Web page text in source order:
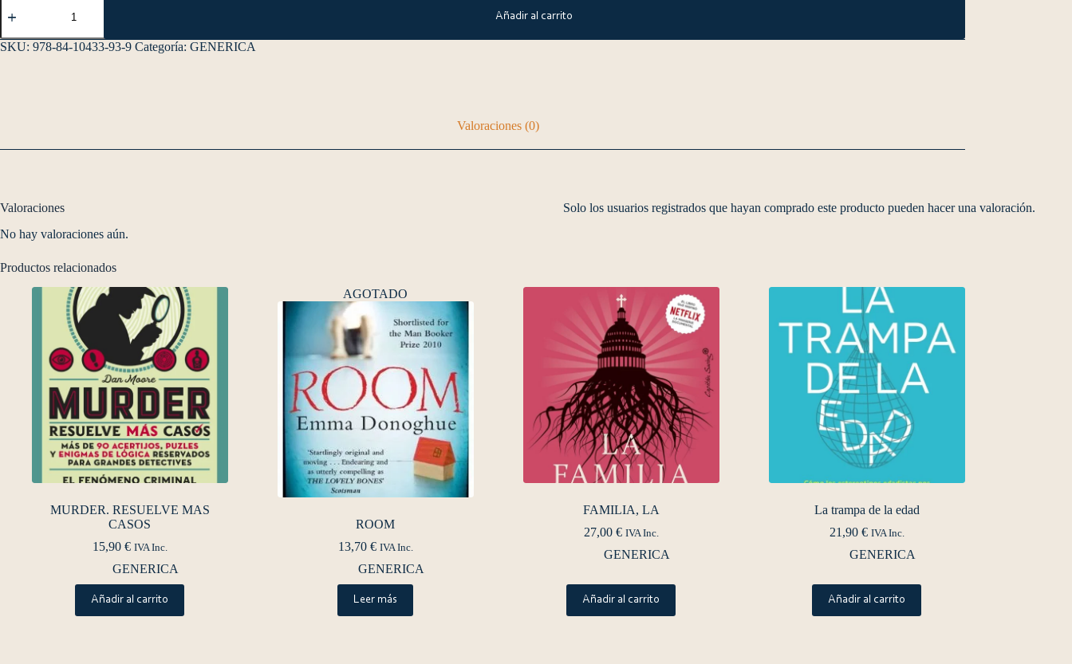
Añadir al carrito
SKU: 978-84-10433-93-9 Categoría: GENERICA
Valoraciones (0)
Valoraciones
No hay valoraciones aún.
Solo los usuarios registrados que hayan comprado este producto pueden hacer una valoración.
Productos relacionados
MURDER. RESUELVE MAS
CASOS
15,90 € IVA Inc.
GENERICA
Añadir al carrito
AGOTADO
ROOM
13,70 € IVA Inc.
GENERICA
Leer más
FAMILIA, LA
27,00 € IVA Inc.
GENERICA
Añadir al carrito
La trampa de la edad
21,90 € IVA Inc.
GENERICA
Añadir al carrito